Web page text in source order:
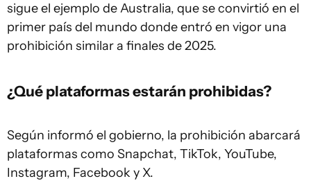
sigue el ejemplo de Australia, que se convirtió en el
primer país del mundo donde entró en vigor una
prohibición similar a finales de 2025.
¿Qué plataformas estarán prohibidas?
Según informó el gobierno, la prohibición abarcará
plataformas como Snapchat, TikTok, YouTube,
Instagram, Facebook y X.